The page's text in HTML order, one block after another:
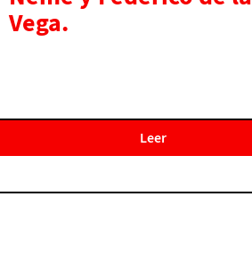
Vega.
Leer